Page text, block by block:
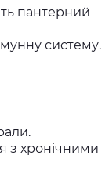
пантерний
систему.
з хронічними